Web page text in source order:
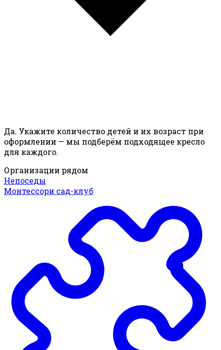
Да. Укажите количество детей и их возраст при
оформлении — мы подберём подходящее кресло
для каждого.
Организации рядом
Непоседы
Монтессори сад-клуб